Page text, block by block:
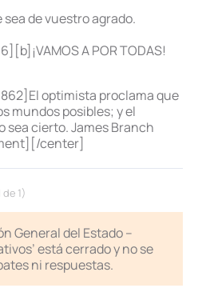
de vuestro agrado.
A POR TODAS!
optimista proclama que
mundos posibles; y el
sea cierto. James Branch
center]
1)
General del Estado –
está cerrado y no se
ni respuestas.